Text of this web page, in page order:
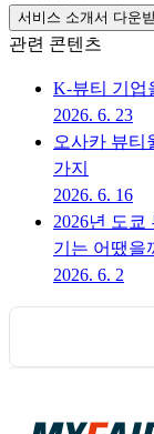
서비스 소개서 다운
관련 콘텐츠
K-뷰티 기업
2026. 6. 23
오사카 뷰티
가지
2026. 6. 16
2026년 도
기는 어땠을
2026. 6. 2